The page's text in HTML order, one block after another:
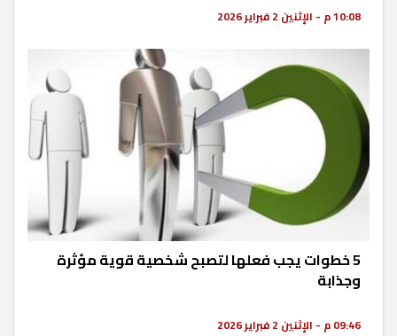
10:08 م - الإثنين 2 فبراير 2026
5 خطوات يجب فعلها لتصبح شخصية قوية مؤثرة
وجذابة
09:46 م - الإثنين 2 فبراير 2026